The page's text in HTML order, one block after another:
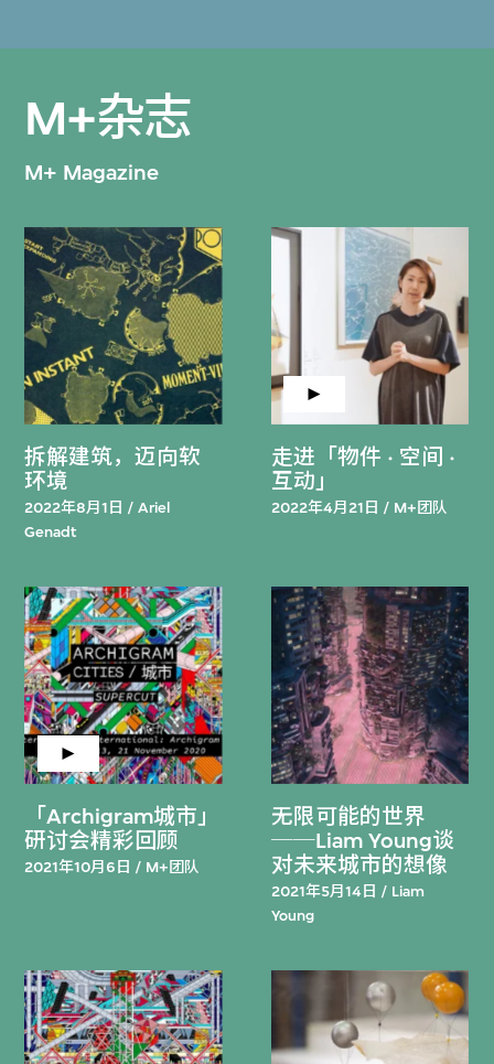
M+杂志
M+ Magazine
拆解建筑，迈向软
环境
2022年8月1日 / Ariel
Genadt
走进「物件 · 空间 ·
互动」
2022年4月21日 / M+团队
「Archigram城市」
研讨会精彩回顾
2021年10月6日 / M+团队
无限可能的世界
──Liam Young谈
对未来城市的想像
2021年5月14日 / Liam
Young